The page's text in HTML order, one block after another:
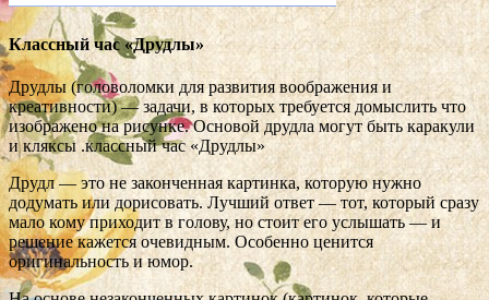
Классный час «Друдлы»
Друдлы (головоломки для развития воображения и
креативности) — задачи, в которых требуется домыслить что
изображено на рисунке. Основой друдла могут быть каракули
и кляксы .классный час «Друдлы»
Друдл — это не законченная картинка, которую нужно
додумать или дорисовать. Лучший ответ — тот, который сразу
мало кому приходит в голову, но стоит его услышать — и
решение кажется очевидным. Особенно ценится
оригинальность и юмор.